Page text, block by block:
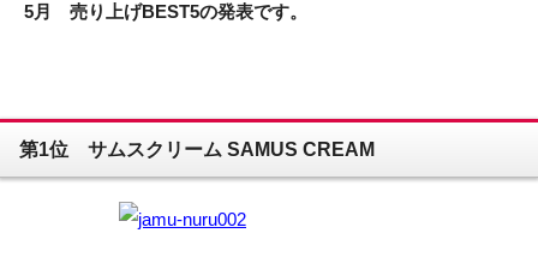
5月 売り上げBEST5の発表です。
第1位 サムスクリーム SAMUS CREAM